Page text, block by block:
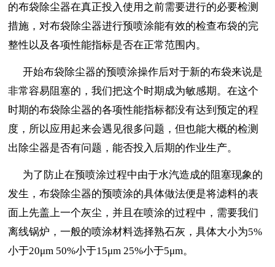
的布袋除尘器在真正投入使用之前需要进行的必要检测
措施，对布袋除尘器进行预喷涂能有效的检查布袋的完
整性以及各项性能指标是否在正常范围内。
开始布袋除尘器的预喷涂操作后对于新的布袋来说是
非常容易阻塞的，我们把这个时期成为敏感期。在这个
时期的布袋除尘器的各项性能指标都没有达到预定的程
度，所以应用起来会遇见很多问题，但也能大概的检测
出除尘器是否有问题，能否投入后期的作业生产。
为了防止在预喷涂过程中由于水汽造成的阻塞现象的
发生，布袋除尘器的预喷涂的具体做法便是将滤料的表
面上先盖上一个灰尘，并且在喷涂的过程中，需要我们
离线锅炉，一般的喷涂材料选择熟石灰，具体大小为5%
小于20μm 50%小于15μm 25%小于5μm。